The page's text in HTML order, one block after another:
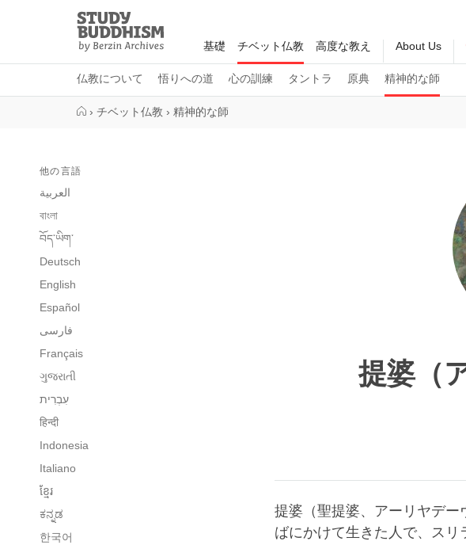
Study
Buddhism
Home
基礎 チベット仏教
仏教について 悟りへの道 心の訓練 タントラ 原典 精神的な師
高度な教え About Us
› チベット仏教 › 精神的な師
他の言語
العربية
বাংলা
བོད་ཡིག་
Deutsch
English
Español
فارسی
Français
ગુજરાતી
हिन्दी
Indonesia
Italiano
ខ្មែរ
ಕನ್ನಡ
한국어
提婆（
提婆（聖提婆、アーリヤデー
ばにかけて生きた人で、ス